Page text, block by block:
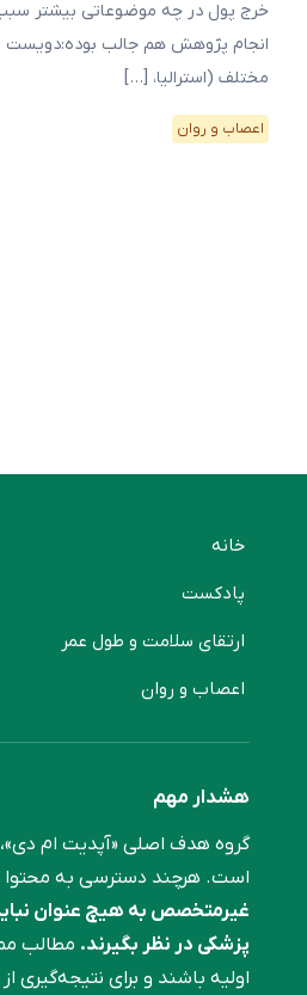
خرج پول در چه موضوعاتی بیشتر
انجام پژوهش هم جالب بوده:دویست
مختلف (استرالیا، […]
اعصاب و روان
خانه
پادکست
ارتقای سلامت و طول عمر
اعصاب و روان
هشدار مهم
گروه هدف اصلی «آپدیت ام
است. هرچند دسترسی به محتوا
غیرمتخصص به هیچ عنوان
پزشکی در نظر بگیرند. مطالب
اولیه باشند و برای